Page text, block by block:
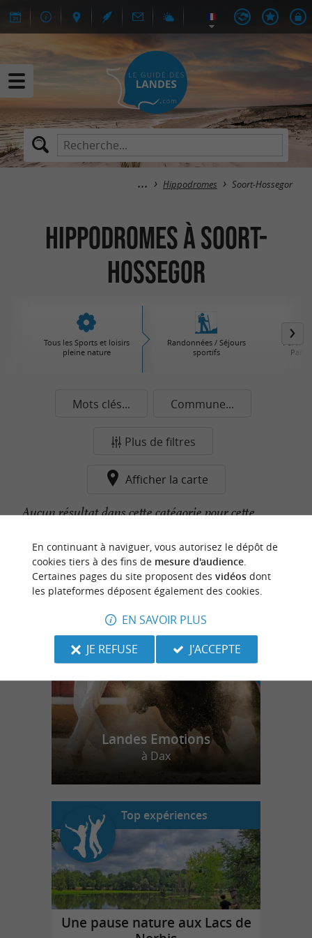
Hippodromes Soort-Hossegor
Hippodromes à Soort-
Hossegor
Tous les Sports et loisirs
pleine nature
Randonnées / Séjours
sportifs
Parcs
Mots clés... Commune...
Plus de filtres
Afficher la carte
Aucun résultat dans cette catégorie pour cette
n
o
t
r
e
c
o
u
p
d
e
c
o
e
u
r
Landes Emotions
à Dax
Top expériences
Une pause nature aux Lacs de
En continuant à naviguer, vous autorisez le dépôt de
cookies tiers à des fins de mesure d'audience.
Certaines pages du site proposent des vidéosdont
les plateformes déposent également des cookies.
EN SAVOIR PLUS
JE REFUSE
J'ACCEPTE